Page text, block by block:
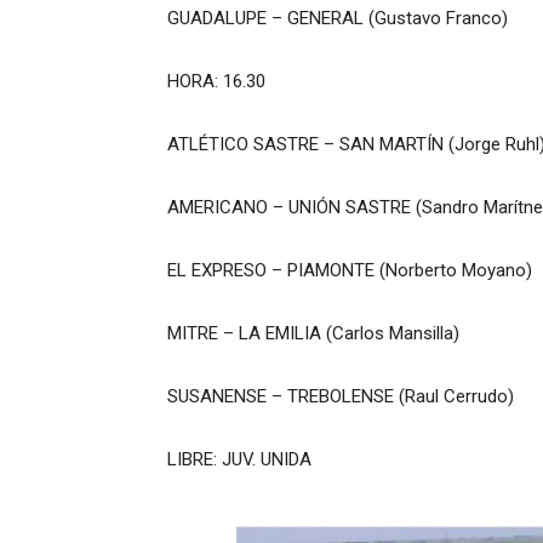
GUADALUPE – GENERAL (Gustavo Franco)
HORA: 16.30
ATLÉTICO SASTRE – SAN MARTÍN (Jorge
AMERICANO – UNIÓN SASTRE (Sandro
EL EXPRESO – PIAMONTE (Norberto Moyano)
MITRE – LA EMILIA (Carlos Mansilla)
SUSANENSE – TREBOLENSE (Raul Cerrudo)
LIBRE: JUV. UNIDA